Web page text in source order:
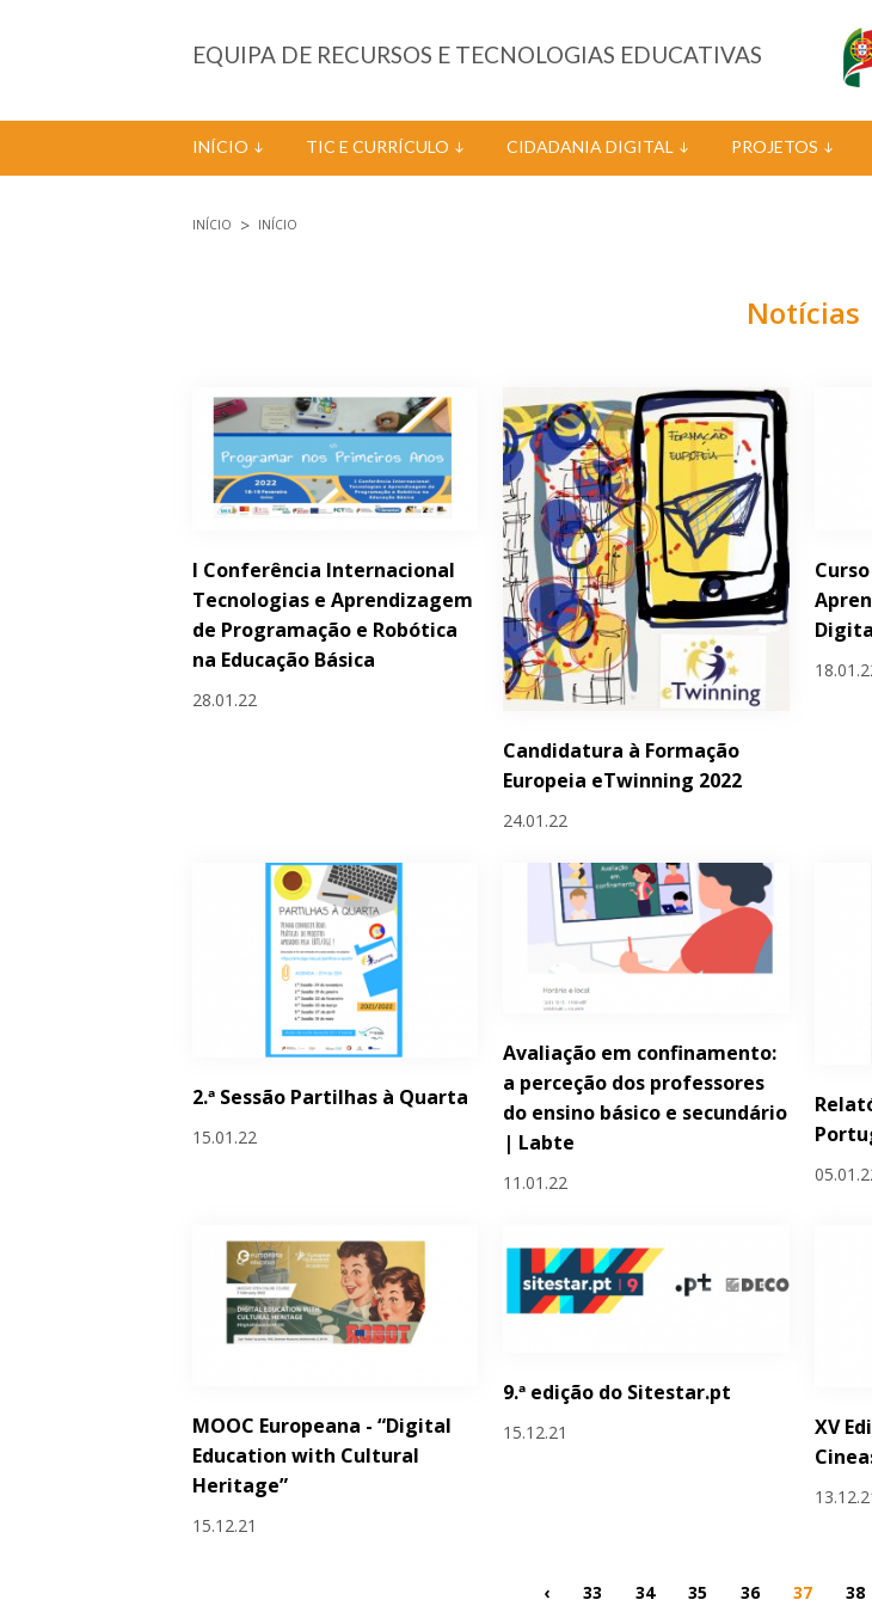
EQUIPA DE RECURSOS E TECNOLOGIAS EDUCATIVAS
INÍCIO TIC E CURRÍCULO CIDADANIA DIGITAL PROJETOS
INÍCIO INÍCIO
Notícias
I Conferência Internacional
Tecnologias e Aprendizagem
de Programação e Robótica
na Educação Básica
28.01.22
Candidatura à Formação
Europeia eTwinning 2022
24.01.22
2.ª Sessão Partilhas à Quarta
15.01.22
Avaliação em confinamento:
a perceção dos professores
do ensino básico e secundário
| Labte
11.01.22
MOOC Europeana - “Digital
Education with Cultural
Heritage”
15.12.21
9.ª edição do Sitestar.pt
15.12.21
XV
Páginas
‹ 33 34 35 36 37 38